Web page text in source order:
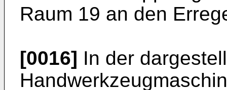
Raum 19 an den
[0016] In der